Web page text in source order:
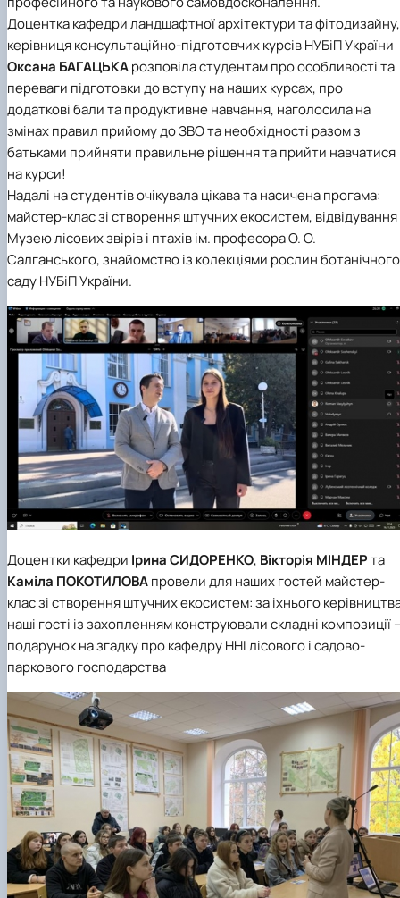
СЕРГА Петро Грирорович (18.06.1999 -
17.04.2024 р.), студент 2-го курсу 2024 рі…
СОЛОВЙОВ Сергій Олександрович
(08.06.1983 - 27.09.2022 р.), випускник 2017
року.
СОРОКА Олександр Григорович
03.07.2023 р.), випускник 2019 року.
СТЕПАНОВ Віталій Анатолійович
- 20.05.2022 р.), випускник 1999 року.
- 28.12.2023 р.), студент 2 курсу з…
ТУШАКОВСЬКИЙ Борис Олександрович
(02.05.1981 - 02.02.2025 р.), випускник 2003 р…
ШЕВЧЕНКО Володимир В’ячеславович
- 25.08.2023 р.), випускник 2016 року.
ЯРЕМА Микола Юрійович (13.12.1973 -
18.12.2022 р.), випускник 1996 року.
Доцентка кафедри ландшафтної архітектури та фітодизайну,
керівниця консультаційно-підготовчих курсів НУБіП України
Оксана БАГАЦЬКАрозповіла студентам про особливості та
переваги підготовки до вступу на наших курсах, про
додаткові бали та продуктивне навчання, наголосила на
змінах правил прийому до ЗВО та необхідності разом з
батьками прийняти правильне рішення та прийти навчатися
на курси!
Надалі на студентів очікувала цікава та насичена прогама:
майстер-клас зі створення штучних екосистем, відвідування
Музею лісових звірів і птахів ім. професора О. О.
Салганського, знайомство із колекціями рослин ботанічного
саду НУБіП України.
Доцентки кафедри Ірина СИДОРЕНКО, Вікторія МІНДЕРта
Каміла ПОКОТИЛОВАпровели для наших гостей майстер-
клас зі створення штучних екосистем: за іхнього
наші гості із захопленням конструювали складні композиції –
подарунок на згадку про кафедру ННІ лісового і садово-
паркового господарства